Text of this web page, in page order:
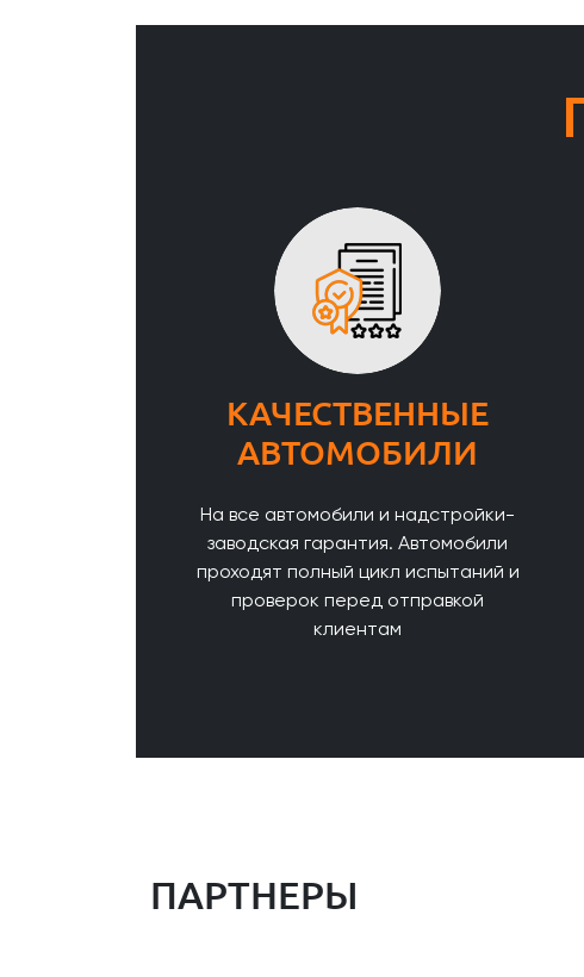
КАЧЕСТВЕННЫЕ
АВТОМОБИЛИ
На все автомобили и надстройки-
заводская гарантия. Автомобили
проходят полный цикл испытаний и
проверок перед отправкой
клиентам
ПАРТНЕРЫ